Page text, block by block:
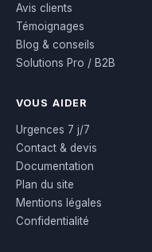
Avis clients
Témoignages
Blog & conseils
Solutions Pro / B2B
VOUS AIDER
Urgences 7 j/7
Contact & devis
Documentation
Plan du site
Mentions légales
Confidentialité